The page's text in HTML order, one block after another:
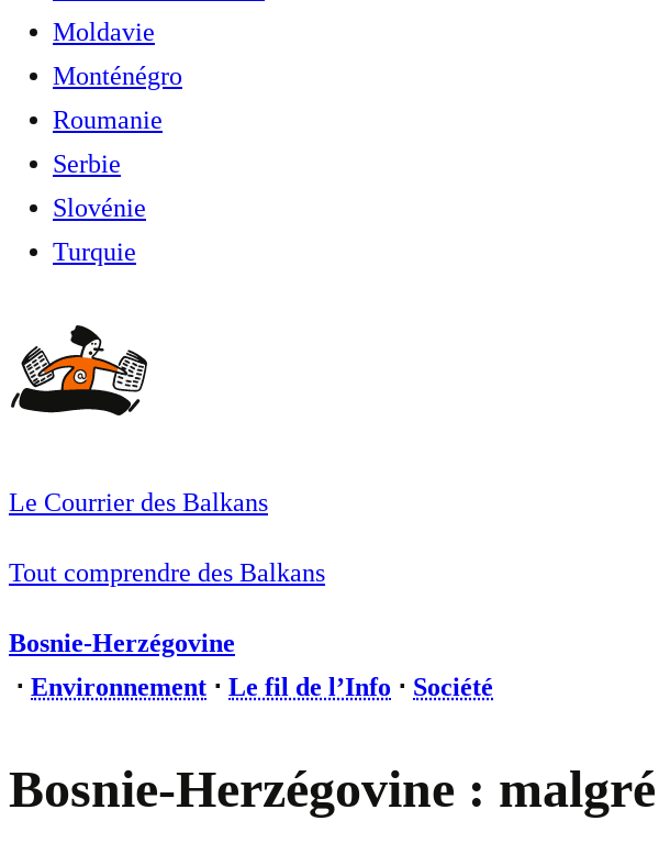
Moldavie
Monténégro
Roumanie
Serbie
Slovénie
Turquie
Le Courrier des Balkans
Tout comprendre des Balkans
Bosnie-Herzégovine
⋅ Environnement ⋅ Le fil de l’Info ⋅ Société
Bosnie-Herzégovine :